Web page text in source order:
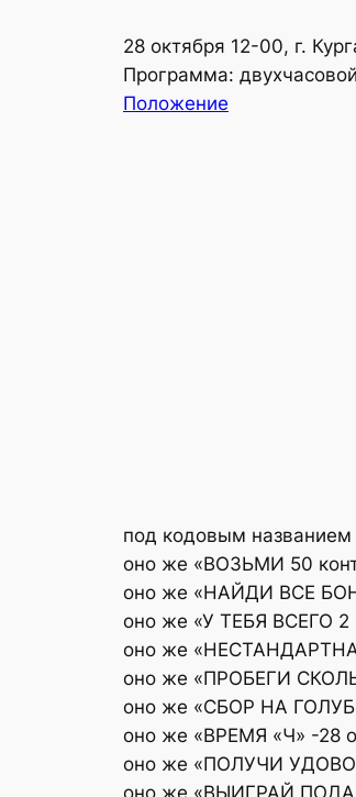
28 октября 12-00, г.
Программа:
Положение
под кодовым названием
оно же «ВОЗЬМИ 50
оно же «НАЙДИ ВСЕ
оно же «У ТЕБЯ ВСЕГО 2
оно же
оно же «ПРОБЕГИ
оно же «СБОР НА
оно же «ВРЕМЯ «Ч» -28
оно же «ПОЛУЧИ
оно же «ВЫИГРАЙ